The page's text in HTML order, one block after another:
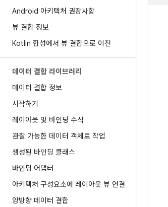
Android 아키텍처 권장사항
뷰 결합 정보
Kotlin 합성에서 뷰 결합으로 이전
데이터 결합 라이브러리
데이터 결합 정보
시작하기
레이아웃 및 바인딩 수식
관찰 가능한 데이터 객체로 작업
생성된 바인딩 클래스
바인딩 어댑터
아키텍처 구성요소에 레이아웃 뷰 연결
양방향 데이터 결합